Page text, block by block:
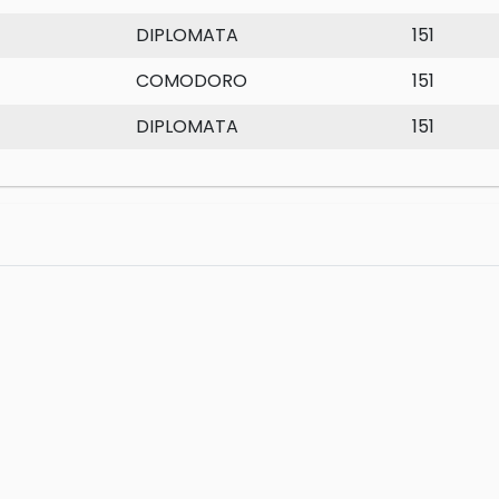
DIPLOMATA
151
COMODORO
151
DIPLOMATA
151